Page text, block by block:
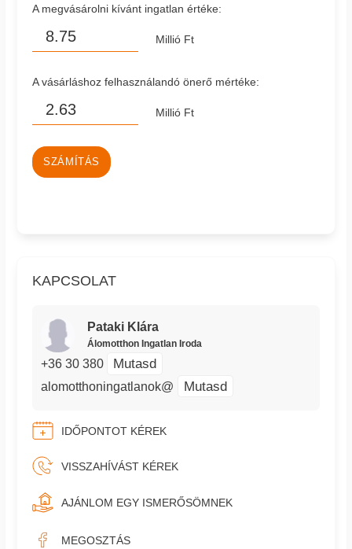
A megvásárolni kívánt ingatlan értéke:
Millió Ft
A vásárláshoz felhasználandó önerő mértéke:
Millió Ft
SZÁMÍTÁS
KAPCSOLAT
Pataki Klára
Álomotthon Ingatlan Iroda
+36 30 380 Mutasd
alomotthoningatlanok@ Mutasd
IDŐPONTOT KÉREK
VISSZAHÍVÁST KÉREK
AJÁNLOM EGY ISMERŐSÖMNEK
MEGOSZTÁS